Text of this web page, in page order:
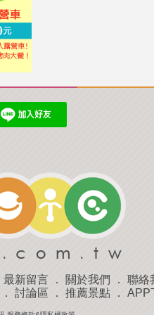
最新留言 ． 關於我們 ． 聯絡
討論區 ． 推薦景點． APP